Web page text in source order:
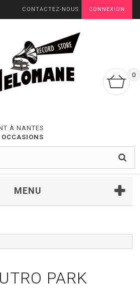
CONNEXION
CONTACTEZ-NOUS
0
À NANTES
MENU
PARK